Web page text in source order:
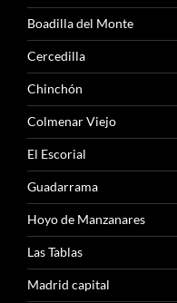
Boadilla del Monte
Cercedilla
Chinchón
Colmenar Viejo
El Escorial
Guadarrama
Hoyo de Manzanares
Las Tablas
Madrid capital